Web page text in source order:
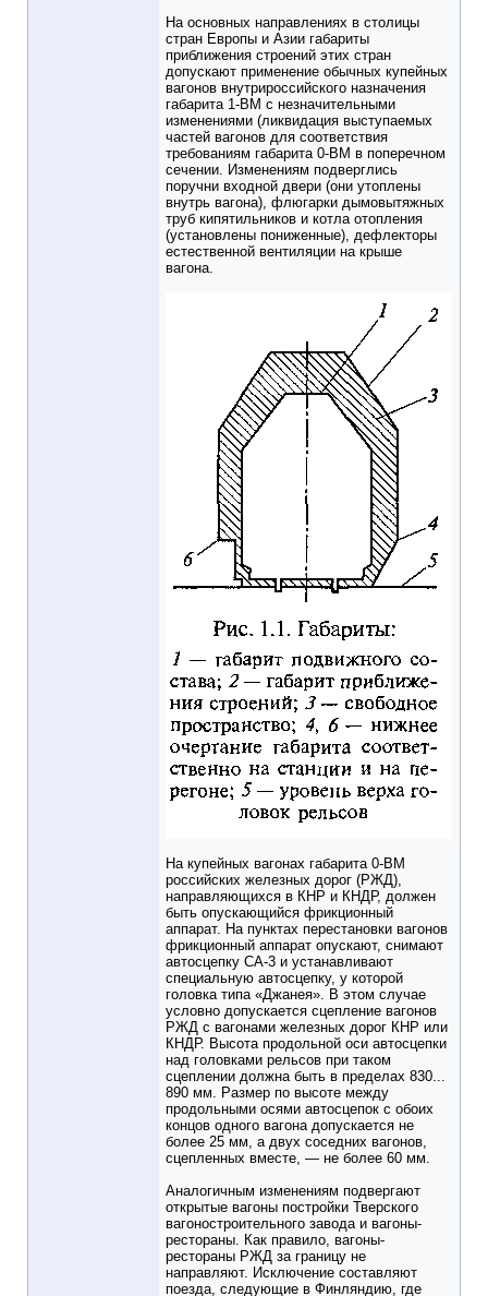
На основных направлениях в столицы
стран Европы и Азии габариты
приближения строений этих стран
допускают применение обычных купейных
вагонов внутрироссийского назначения
габарита 1-ВМ с незначительными
изменениями (ликвидация выступаемых
частей вагонов для соответствия
требованиям габарита 0-ВМ в поперечном
сечении. Изменениям подверглись
поручни входной двери (они утоплены
внутрь вагона), флюгарки дымовытяжных
труб кипятильников и котла отопления
(установлены пониженные), дефлекторы
естественной вентиляции на крыше
вагона.
На купейных вагонах габарита 0-ВМ
российских железных дорог (РЖД),
направляющихся в КНР и КНДР, должен
быть опускающийся фрикционный
аппарат. На пунктах перестановки вагонов
фрикционный аппарат опускают, снимают
автосцепку СА-3 и устанавливают
специальную автосцепку, у которой
головка типа «Джанея». В этом случае
условно допускается сцепление вагонов
РЖД с вагонами железных дорог КНР или
КНДР. Высота продольной оси автосцепки
над головками рельсов при таком
сцеплении должна быть в пределах 830...
890 мм. Размер по высоте между
продольными осями автосцепок с обоих
концов одного вагона допускается не
более 25 мм, а двух соседних вагонов,
сцепленных вместе, — не более 60 мм.
Аналогичным изменениям подвергают
открытые вагоны постройки Тверского
вагоностроительного завода и вагоны-
рестораны. Как правило, вагоны-
рестораны РЖД за границу не
направляют. Исключение составляют
поезда, следующие в Финляндию, где